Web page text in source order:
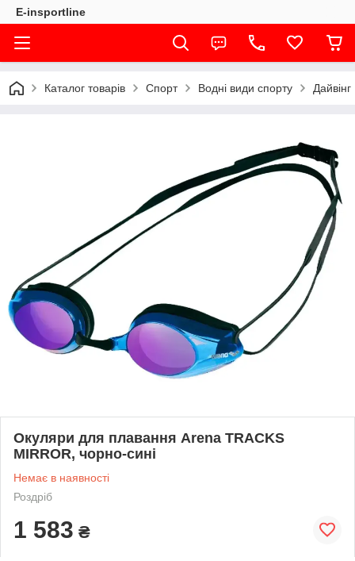
E-insportline
Каталог товарів Спорт Водні види спорту Дайвінг
Окуляри для плавання Arena TRACKS
MIRROR, чорно-сині
Немає в наявності
Роздріб
1 583 ₴